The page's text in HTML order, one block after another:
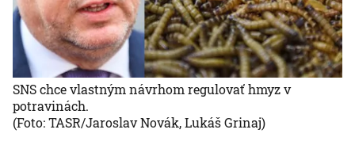
SNS chce vlastným návrhom regulovať hmyz v
potravinách.
(Foto: TASR/Jaroslav Novák, Lukáš Grinaj)